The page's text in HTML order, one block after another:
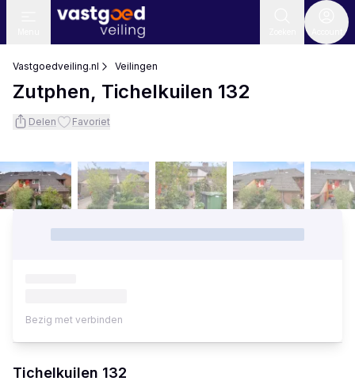
Vastgoedveiling.nl Veilingen
Zutphen, Tichelkuilen 132
Delen Favoriet
Tichelkuilen 132
Bezig met verbinden